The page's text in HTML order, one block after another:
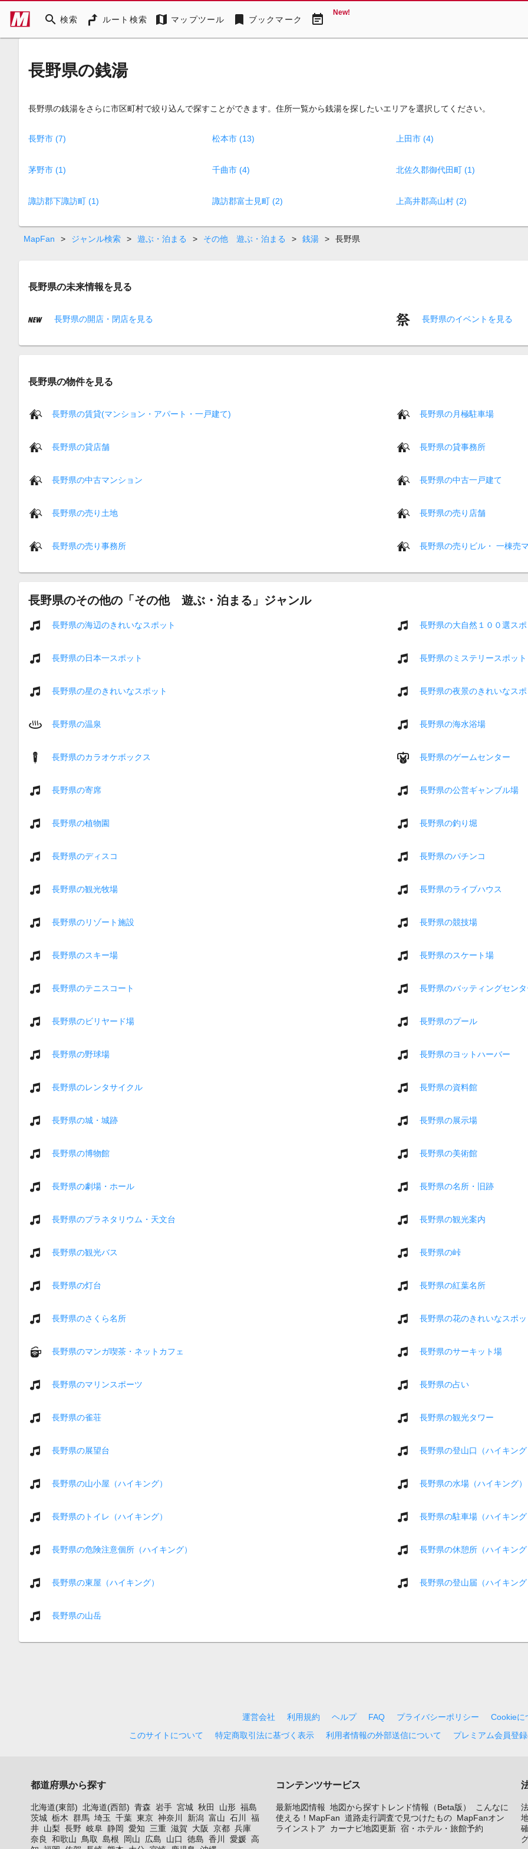
search 検索 ルート検索 map マップツール bookmark ブックマーク event_note New!
長野県の銭湯
長野県の銭湯をさらに市区町村で絞り込んで探すことができます。住所一覧から銭湯を探したいエリアを選択してください。
長野市 (7) 松本市 (13) 上田市 (4)
茅野市 (1) 千曲市 (4) 北佐久郡御代田町 (1)
諏訪郡下諏訪町 (1) 諏訪郡富士見町 (2) 上高井郡高山村 (2)
MapFan > ジャンル検索 > 遊ぶ・泊まる > その他 遊ぶ・泊まる > 銭湯 > 長野県
長野県の未来情報を見る
長野県の開店・閉店を見る 長野県のイベントを見る
長野県の物件を見る
長野県の賃貸(マンション・アパート・一戸建て) 長野県の月極駐車場
長野県の貸店舗 長野県の貸事務所
長野県の中古マンション 長野県の中古一戸建て
長野県の売り土地 長野県の売り店舗
長野県の売り事務所 長野県の売りビル・ 一棟売
長野県のその他の「その他 遊ぶ・泊まる」ジャンル
長野県の海辺のきれいなスポット 長野県の大自然１００選ス
長野県の日本一スポット 長野県のミステリースポット
長野県の星のきれいなスポット 長野県の夜景のきれいなス
長野県の温泉 長野県の海水浴場
長野県のカラオケボックス 長野県のゲームセンター
長野県の寄席 長野県の公営ギャンブル場
長野県の植物園 長野県の釣り堀
長野県のディスコ 長野県のパチンコ
長野県の観光牧場 長野県のライブハウス
長野県のリゾート施設 長野県の競技場
長野県のスキー場 長野県のスケート場
長野県のテニスコート 長野県のバッティングセン
長野県のビリヤード場 長野県のプール
長野県の野球場 長野県のヨットハーバー
長野県のレンタサイクル 長野県の資料館
長野県の城・城跡 長野県の展示場
長野県の博物館 長野県の美術館
長野県の劇場・ホール 長野県の名所・旧跡
長野県のプラネタリウム・天文台 長野県の観光案内
長野県の観光バス 長野県の峠
長野県の灯台 長野県の紅葉名所
長野県のさくら名所 長野県の花のきれいなスポ
長野県のマンガ喫茶・ネットカフェ 長野県のサーキット場
長野県のマリンスポーツ 長野県の占い
長野県の雀荘 長野県の観光タワー
長野県の展望台 長野県の登山口（ハイキン
長野県の山小屋（ハイキング） 長野県の水場（ハイキング）
長野県のトイレ（ハイキング） 長野県の駐車場（ハイキン
長野県の危険注意個所（ハイキング） 長野県の休憩所（ハイキン
長野県の東屋（ハイキング） 長野県の登山届（ハイキン
長野県の山岳
運営会社 利用規約 ヘルプ FAQ プライバシーポリシー
Cookieに
このサイトについて
特定商取引法に基づく表示 利用者情報の外部送信について プレミアム会員登
都道府県から探す
北海道(東部) 北海道(西部) 青森 岩手 宮城 秋田 山形 福島
茨城 栃木 群馬 埼玉 千葉 東京 神奈川 新潟 富山 石川
福
井 山梨 長野 岐阜 静岡 愛知 三重 滋賀 大阪 京都 兵庫
奈良
和歌山 鳥取 島根 岡山 広島 山口 徳島 香川 愛媛 高
コンテンツサービス
最新地図情報 地図から探すトレンド情報（Beta版）
こんなに
使える！MapFan 道路走行調査で見つけたもの MapFanオン
ラインストア
カーナビ地図更新 宿・ホテル・旅館予約